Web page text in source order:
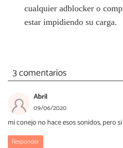
cualquier adblocker o
estar impidiendo su carga.
3 comentarios
Abril
09/06/2020
mi conejo no hace esos sonidos, pero
Responder